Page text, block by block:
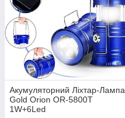
Акумуляторний Ліхтар-Лампа
Gold Orion OR-5800T
1W+6Led